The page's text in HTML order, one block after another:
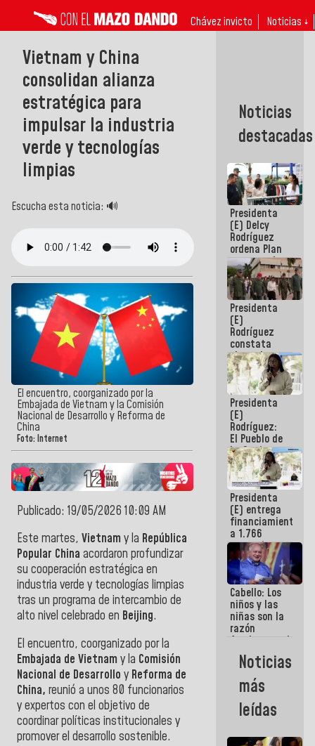
Chávez invicto Noticias ↓
Vietnam y China
consolidan alianza
estratégica para
impulsar la industria
verde y tecnologías
limpias
Escucha esta noticia: 🔊
El encuentro, coorganizado por la
Embajada de Vietnam y la Comisión
Nacional de Desarrollo y Reforma de
China
Foto: Internet
Publicado: 19/05/2026 10:09 AM
Este martes, Vietnam y la República
Popular China acordaron profundizar
su cooperación estratégica en
industria verde y tecnologías limpias
tras un programa de intercambio de
alto nivel celebrado en Beijing.
El encuentro, coorganizado por la
Embajada de Vietnam y la Comisión
Nacional de Desarrollo y Reforma de
China, reunió a unos 80 funcionarios
y expertos con el objetivo de
coordinar políticas institucionales y
promover el desarrollo sostenible.
Noticias
destacadas
Presidenta
(E) Delcy
Rodríguez
ordena Plan
maestro de
desarrollo
logístico y
turístico
para La
Guaira
Presidenta
(E)
Rodríguez
constata
obras de
rehabilitación
de Escuela
Militar de
Mamo en La
Guaira
Presidenta
(E)
Rodríguez:
El Pueblo de
La Guaira
siempre
estará
acompañada
por el
Gobierno
Nacional
Presidenta
(E) entrega
financiamientos
a 1.766
comerciantes
y
emprendedores
afectados
por
terremotos
Cabello: Los
niños y las
niñas son la
razón
fundamental
de todo lo
que
estamos
haciendo
Noticias
más
leídas